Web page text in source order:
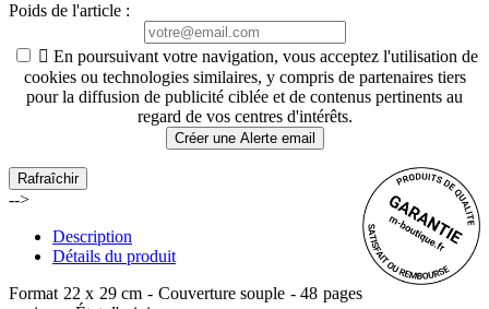
Poids de l'article :
 En poursuivant votre navigation, vous acceptez l'utilisation de
cookies ou technologies similaires, y compris de partenaires tiers
pour la diffusion de publicité ciblée et de contenus pertinents au
regard de vos centres d'intérêts.
Créer une Alerte email
-->
Description
Détails du produit
Format 22 x 29 cm - Couverture souple - 48 pages